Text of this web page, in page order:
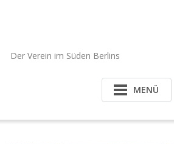
Der Verein im Süden Berlins
MENÜ